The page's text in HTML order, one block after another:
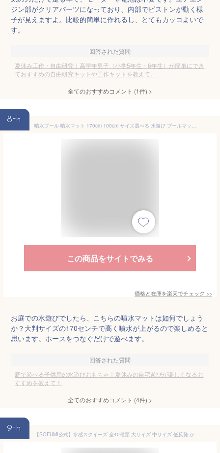
ジン部がクリアパーツになっており、内部でピストンが動く様
子が見えますよ。比較的簡単に作れるし、とてもカッコよいで
す。
回答された質問
夏休み工作・自由研究｜高学年男子（小学5年生・6年生）が簡単にでき
ておすすめの自由研究キットや工作キットを教えて。
全てのおすすめコメント (1件) >
8th
噴水プール 噴水マット 170cm 100cm サイズ選べる 水遊び プールマット おもちゃ ビニールプール ウォーター プレイマット 大きい 子供用 芝生遊び 庭 送料無料
この商品をサイトでみる
価格と在庫を楽天でチェック >>
お庭での水遊びでしたら、こちらの噴水マットは如何でしょう
か？大判サイズの170センチで高く噴水が上がるので楽しめると
思います。ホースをつなぐだけで遊べます。
回答された質問
庭で遊べる子供用の水遊びおもちゃ｜夏休みの自宅遊びが楽しくなるお
すすめを教えて！
全てのおすすめコメント (4件) >
9th
【SOFUMI公式】水感スクイーズ 全40種類 大サイズ 中サイズ 低反発 かわいい 握る ストレス解消 もちもち おしゃれ オシャレ Y2K 握って遊ぶ そっくり バタースティック スクイーズ バター 超しっとり ソフトなスローリバウンド 学生向け 癒し系 メロジョイ スクイーズ 大福